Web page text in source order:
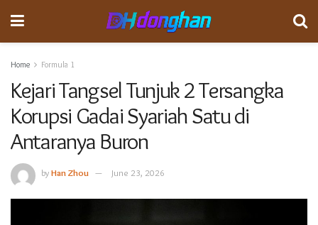
Home Formula 1
Kejari Tangsel Tunjuk 2 Tersangka
Korupsi Gadai Syariah Satu di
Antaranya Buron
byHan Zhou June 23, 2026